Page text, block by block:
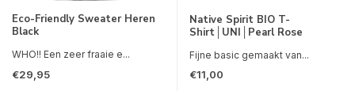
Eco-Friendly Sweater Heren
Black
WHO!! Een zeer fraaie e...
€29,95
Native Spirit BIO T-
Shirt│UNI│Pearl Rose
Fijne basic gemaakt van...
€11,00